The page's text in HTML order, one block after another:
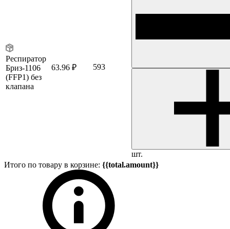
Респиратор
Бриз-1106
(FFP1) без
клапана
63.96 ₽ 593
шт.
Итого по товару в корзине: {{total.amount}}